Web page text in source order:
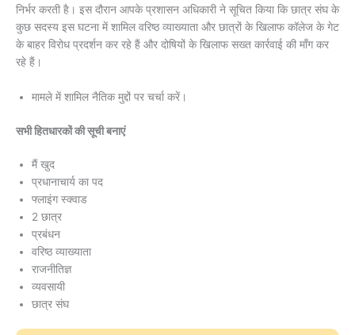
निर्भर करती है। इस दौरान आपके प्रशासन अधिकारी ने सूचित किया कि छात्र संघ के
कुछ सदस्य इस घटना में शामिल वरिष्ठ व्याख्याता और छात्रों के खिलाफ कॉलेज के गेट
के बाहर विरोध प्रदर्शन कर रहे हैं और दोषियों के खिलाफ सख्त कार्रवाई की माँग कर
रहे हैं।
मामले में शामिल नैतिक मुद्दों पर चर्चा करें।
सभी हितधारकों की सूची बनाएं
मैं खुद
प्रधानाचार्य का पद
फ्लाइंग स्क्वाड
2 छात्र
प्रबंधन
वरिष्ठ व्याख्याता
राजनीतिज्ञ
व्यवसायी
छात्र संघ